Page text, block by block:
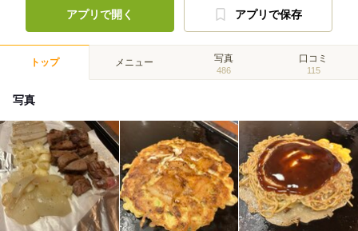
アプリで開く アプリで保存
トップ メニュー 写真
486
口コミ
115
写真